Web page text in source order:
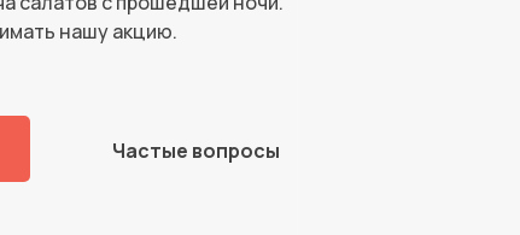
нашу акцию.
Частые вопросы